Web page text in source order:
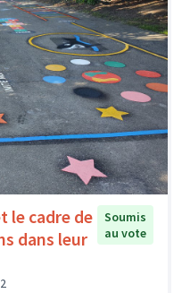
le cadre de
dans leur
Soumis
au vote
2